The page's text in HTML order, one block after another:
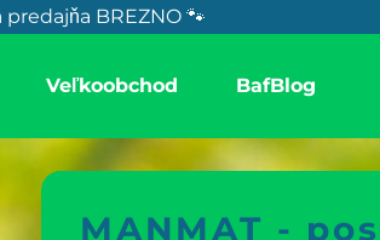
BREZNO 🐾
Veľkoobchod BafBlog
MANMAT -